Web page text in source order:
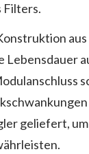
Filters.
Lebensdauer
geliefert,